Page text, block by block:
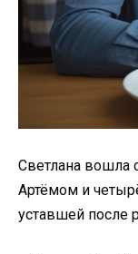
Светлана вошла
Артёмом и
уставшей после